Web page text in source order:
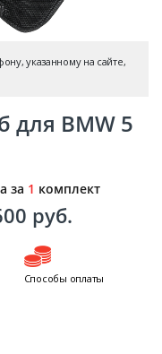
указанному на сайте,
для BMW 5
за 1 комплект
руб.
Способы оплаты